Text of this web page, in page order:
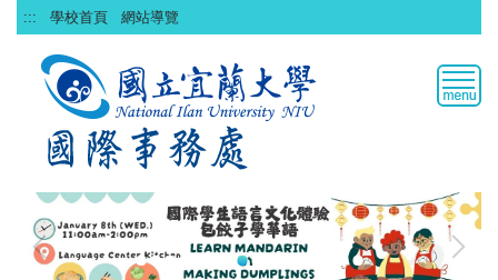
跳
到
::: 學校首頁 網站導覽